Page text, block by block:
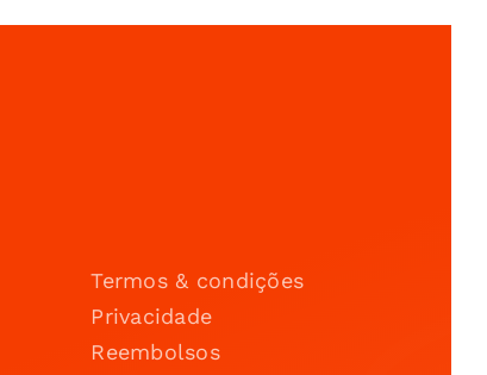
Termos & condições
Privacidade
Reembolsos